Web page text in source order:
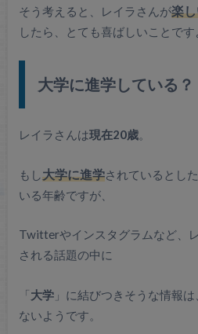
そう考えると、レイラさんが楽
したら、とても喜ばしいことです
大学に進学している？
レイラさんは現在20歳。
もし 大学に進学されているとし
いる年齢ですが、
Twitterやインスタグラムなど、
される話題の中に
「大学」に結びつきそうな情報
ないようです。